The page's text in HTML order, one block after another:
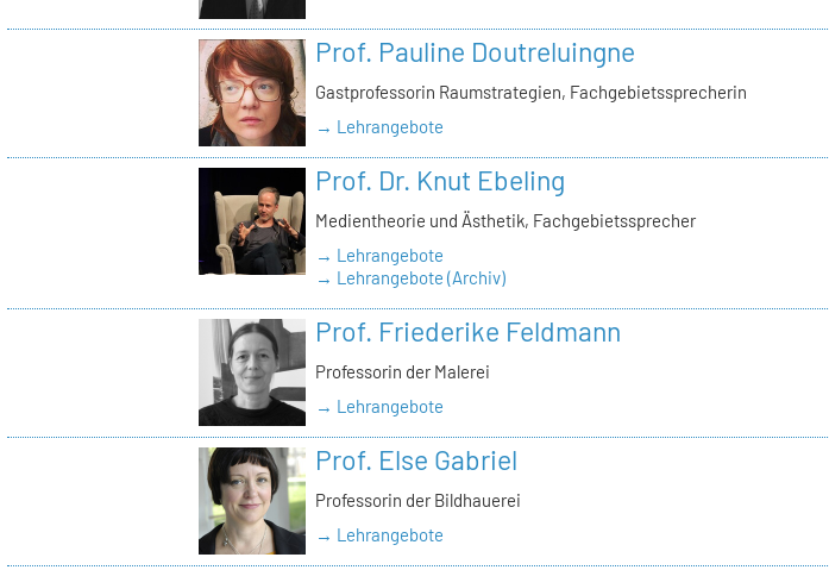
Prof. Pauline Doutreluingne
Gastprofessorin Raumstrategien, Fachgebietssprecherin
→ Lehrangebote
Prof. Dr. Knut Ebeling
Medientheorie und Ästhetik, Fachgebietssprecher
→ Lehrangebote
→ Lehrangebote (Archiv)
Prof. Friederike Feldmann
Professorin der Malerei
→ Lehrangebote
Prof. Else Gabriel
Professorin der Bildhauerei
→ Lehrangebote